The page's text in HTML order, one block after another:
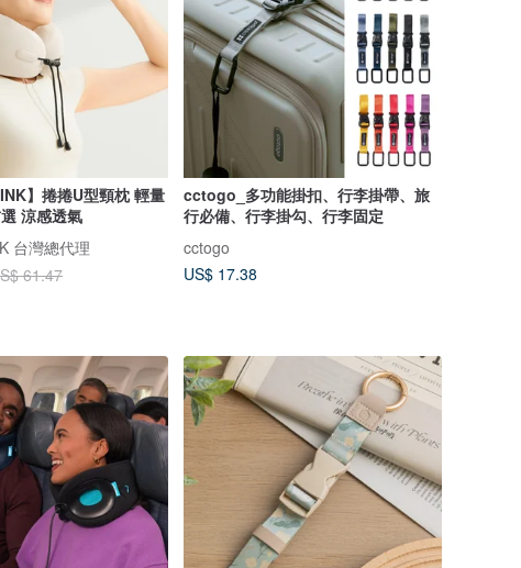
】捲捲U型頸枕 輕量
涼感透氣
台灣總代理
61.47
cctogo_多功能掛扣、行李掛帶、旅
行必備、行李掛勾、行李固定
cctogo
US$ 17.38